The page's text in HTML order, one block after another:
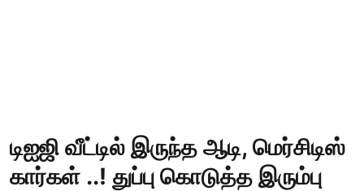
டிஐஜி வீட்டில் இருந்த ஆடி, மெர்சிடிஸ்
கார்கள் ..! துப்பு கொடுத்த இரும்பு